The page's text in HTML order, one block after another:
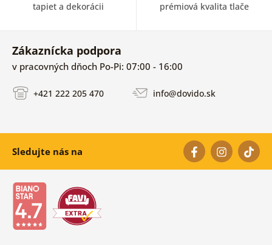
tapiet a dekorácii prémiová kvalita tlače
Zákaznícka podpora
v pracovných dňoch Po-Pi: 07:00 - 16:00
+421 222 205 470 info@dovido.sk
Sledujte nás na